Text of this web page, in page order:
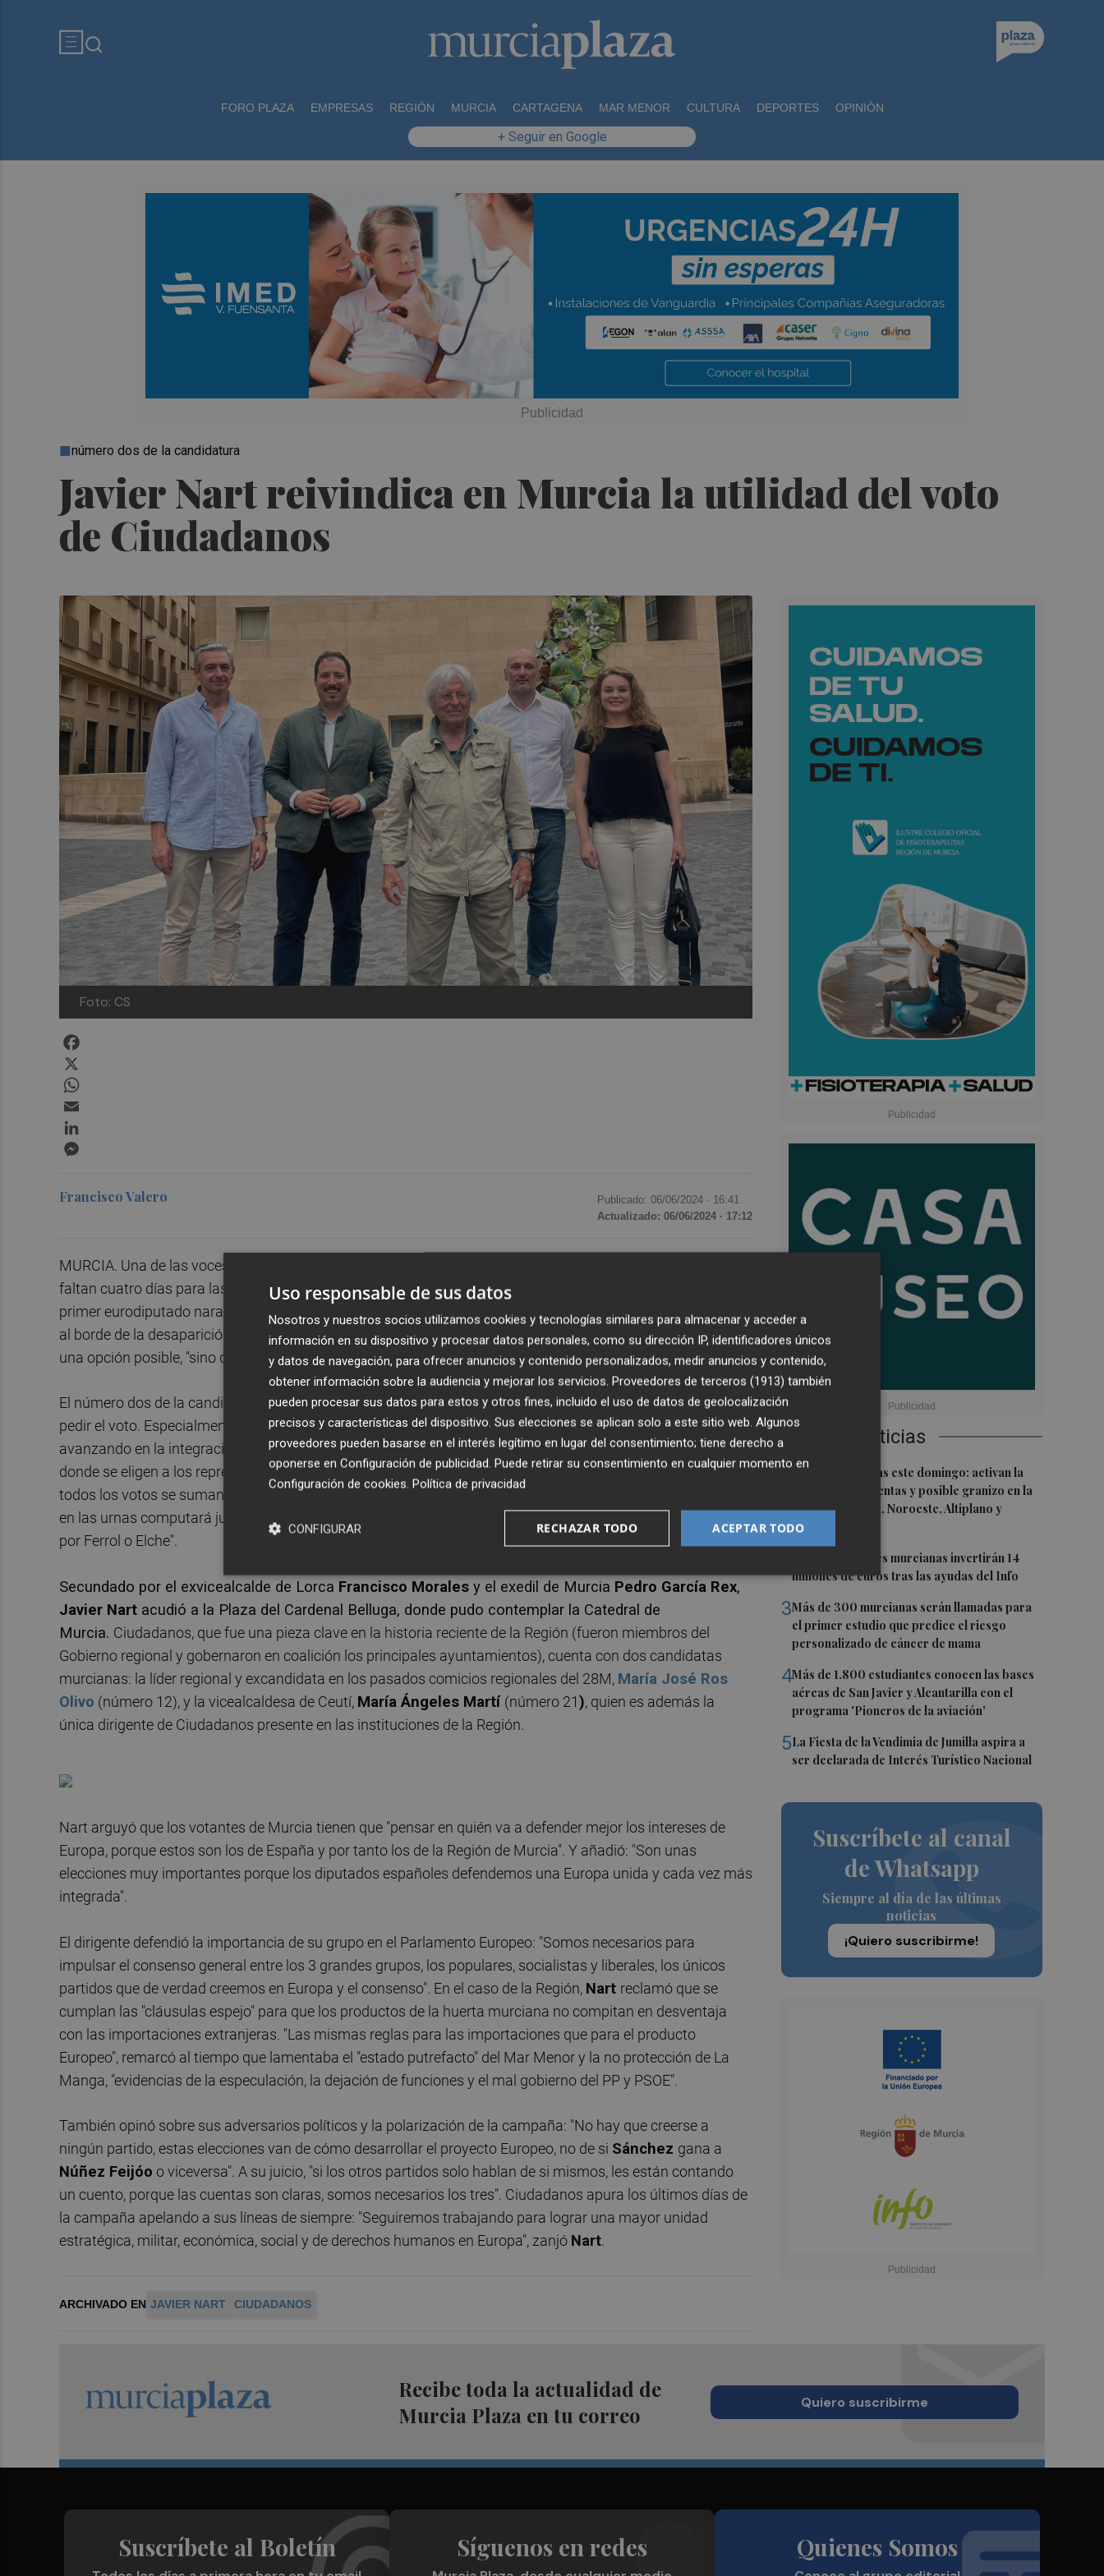
FORO PLAZA EMPRESAS REGIÓN MURCIA CARTAGENA MAR MENOR CULTURA DEPORTES OPINIÓN
+ Seguir en Google
Javier Nart reivindica en Murcia la utilidad del voto
de Ciudadanos
número dos de la candidatura
Foto: CS
Últimas Noticias
1 Vuelven las lluvias este domingo: activan la
alerta por tormentas y posible granizo en la
Vega del Segura, Noroeste, Altiplano y
Guadalentín
Más de 90 pymes murcianas invertirán 14
millones de euros tras las ayudas del Info
3Más de 300 murcianas serán llamadas para
el primer estudio que predice el riesgo
personalizado de cáncer de mama
4Más de 1.800 estudiantes conocen las bases
aéreas de San Javier y Alcantarilla con el
programa 'Pioneros de la aviación'
5La Fiesta de la Vendimia de Jumilla aspira a
ser declarada de Interés Turístico Nacional
Suscríbete al canal
de Whatsapp
Siempre al día de las últimas
noticias
¡Quiero suscribirme!
Francisco Valero Publicado: 06/06/2024 · 16:41
Actualizado: 06/06/2024 · 17:12
MURCIA. Una de las voces históricas de Ciudadanos hizo parada este jueves en Murcia, cuando apena
faltan cuatro días para las elecciones europeas. EsJavier Nart , quien hace diez años se convirtió en el
primer eurodiputado naranja. Ahora, justo cuando su formación vive el momento más crítico de su historia,
al borde de la desaparición, el candidato liberal alza la voz para reivindicar que Ciudadanos no es solamente
una opción posible, "sino que es necesaria".
El número dos de la candidatura que encabezaJordi Cañasrecorrió el centro de la capital del Segura para
pedir el voto. Especialmente quiso reivindicar la utilidad del voto a los naranjas este 9J "para seguir
avanzando en la integración Europea" y porque, ya que la circunscripción es única, son unas elecciones
donde se eligen a los representantes de España en Europa, que no se eligen diputados territoriales y que
todos los votos se suman, por lo que "todo voto a Cs será útil". O sea: "Cada voto que los murcianos pongan
en las urnas computará junto al voto del resto de los españoles, desde Cartagena hasta Huesca, pasando
por Ferrol o Elche".
Secundado por el exvicealcalde de Lorca Francisco Morales y el exedil de Murcia Pedro García Rex,
Javier Nart acudió a la Plaza del Cardenal Belluga, donde pudo contemplar la Catedral de
Murcia. Ciudadanos, que fue una pieza clave en la historia reciente de la Región (fueron miembros del
Gobierno regional y gobernaron en coalición los principales ayuntamientos), cuenta con dos candidatas
murcianas: la líder regional y excandidata en los pasados comicios regionales del 28M, María José Ros
Olivo (número 12), y la vicealcaldesa de Ceutí, María Ángeles Martí (número 21), quien es además la
única dirigente de Ciudadanos presente en las instituciones de la Región.
Nart arguyó que los votantes de Murcia tienen que "pensar en quién va a defender mejor los intereses de
Europa, porque estos son los de España y por tanto los de la Región de Murcia". Y añadió: "Son unas
elecciones muy importantes porque los diputados españoles defendemos una Europa unida y cada vez más
integrada".
El dirigente defendió la importancia de su grupo en el Parlamento Europeo: "Somos necesarios para
impulsar el consenso general entre los 3 grandes grupos, los populares, socialistas y liberales, los únicos
partidos que de verdad creemos en Europa y el consenso". En el caso de la Región, Nart reclamó que se
cumplan las "cláusulas espejo" para que los productos de la huerta murciana no compitan en desventaja
con las importaciones extranjeras. "Las mismas reglas para las importaciones que para el producto
Europeo", remarcó al tiempo que lamentaba el "estado putrefacto" del Mar Menor y la no protección de La
Manga, "evidencias de la especulación, la dejación de funciones y el mal gobierno del PP y PSOE".
También opinó sobre sus adversarios políticos y la polarización de la campaña: "No hay que creerse a
ningún partido, estas elecciones van de cómo desarrollar el proyecto Europeo, no de si Sánchez gana a
Núñez Feijóo o viceversa". A su juicio, "si los otros partidos solo hablan de si mismos, les están contando
un cuento, porque las cuentas son claras, somos necesarios los tres". Ciudadanos apura los últimos días de
la campaña apelando a sus líneas de siempre: "Seguiremos trabajando para lograr una mayor unidad
estratégica, militar, económica, social y de derechos humanos en Europa", zanjó Nart.
ARCHIVADO EN JAVIER NART CIUDADANOS
Recibe toda la actualidad de
Murcia Plaza en tu correo
Quiero suscribirme
Suscríbete al Boletín Síguenos en redes Quienes Somos
Uso responsable de sus datos
Nosotros y nuestros socios utilizamos cookies y tecnologías similares para almacenar y acceder a
información en su dispositivo y procesar datos personales, como su dirección IP, identificadores únicos
y datos de navegación, para ofrecer anuncios y contenido personalizados, medir anuncios y contenido,
obtener información sobre la audiencia y mejorar los servicios. Proveedores de terceros (1913) también
pueden procesar sus datos para estos y otros fines, incluido el uso de datos de geolocalización
precisos y características del dispositivo. Sus elecciones se aplican solo a este sitio web. Algunos
proveedores pueden basarse en el interés legítimo en lugar del consentimiento; tiene derecho a
oponerse en Configuración de publicidad. Puede retirar su consentimiento en cualquier momento en
Configuración de cookies. Política de privacidad
ACEPTAR TODO
RECHAZAR TODO
CONFIGURAR